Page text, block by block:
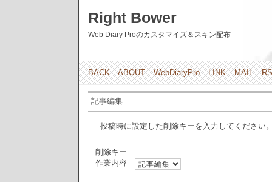
Right Bower
Web Diary Proのカスタマイズ＆スキン配布
BACK ABOUT WebDiaryPro LINK MAIL
記事編集
投稿時に設定した削除キーを入力してください
削除キー
作業内容